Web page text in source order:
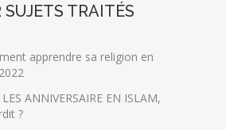
SUJETS TRAITÉS
apprendre sa religion en
LES ANNIVERSAIRE EN ISLAM,
?